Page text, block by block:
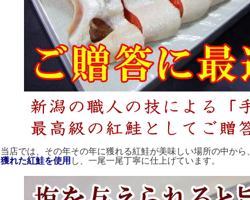
当店では、その年その年に獲れる紅鮭が美味しい場所の中から
獲れた紅鮭を使用 し、一尾一尾丁寧に仕上げています。